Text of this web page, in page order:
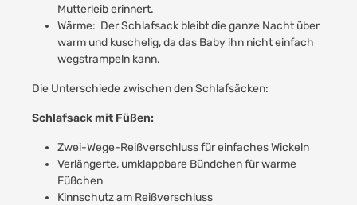
Mutterleib erinnert.
Wärme: Der Schlafsack bleibt die ganze Nacht über
warm und kuschelig, da das Baby ihn nicht einfach
wegstrampeln kann.
Die Unterschiede zwischen den Schlafsäcken:
Schlafsack mit Füßen:
Zwei-Wege-Reißverschluss für einfaches Wickeln
Verlängerte, umklappbare Bündchen für warme
Füßchen
Kinnschutz am Reißverschluss